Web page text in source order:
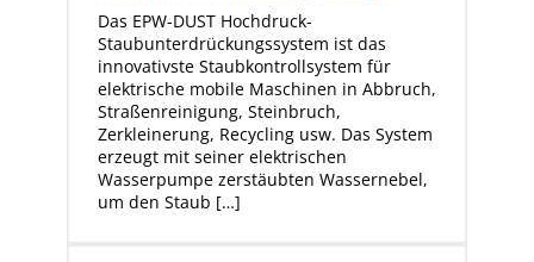
Das EPW-DUST Hochdruck-
Staubunterdrückungssystem ist das
innovativste Staubkontrollsystem für
elektrische mobile Maschinen in Abbruch,
Straßenreinigung, Steinbruch,
Zerkleinerung, Recycling usw. Das System
erzeugt mit seiner elektrischen
Wasserpumpe zerstäubten Wassernebel,
um den Staub […]